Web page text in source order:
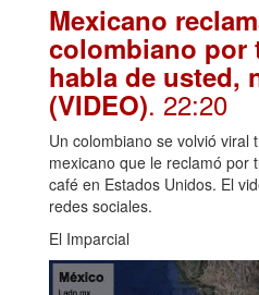
Mexicano
colombiano por
habla de usted,
(VIDEO). 22:20
Un colombiano se volvió viral
mexicano que le reclamó por
café en Estados Unidos. El
redes sociales.
El Imparcial